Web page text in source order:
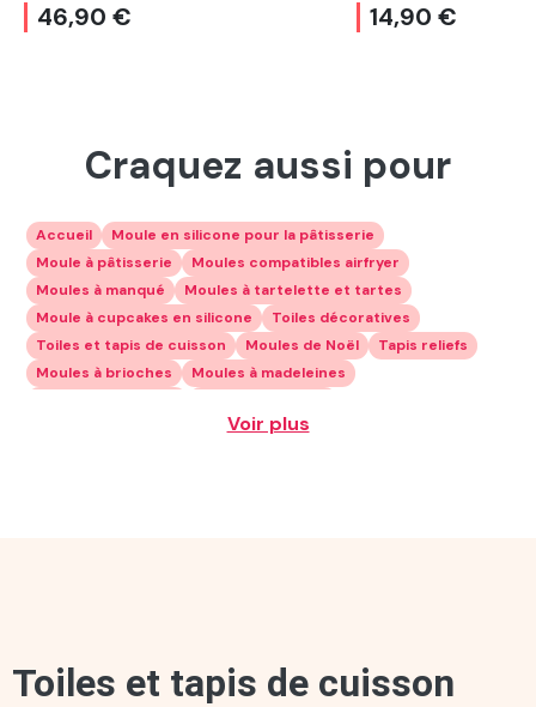
46,90 € 14,90 €
Craquez aussi pour
Accueil
Moule en silicone pour la pâtisserie
Moule à pâtisserie
Moules compatibles airfryer
Moules à manqué
Moules à tartelette et tartes
Moule à cupcakes en silicone
Toiles décoratives
Toiles et tapis de cuisson
Moules de Noël
Tapis reliefs
Moules à brioches
Moules à madeleines
Moules à gâteaux professionnels
Moules à bûches
Café en grains
Gourmandises pour le café
Voir plus
Toiles et tapis de cuisson